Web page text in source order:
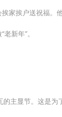
家挨户送祝福。
新年”。
的主显节。这是为